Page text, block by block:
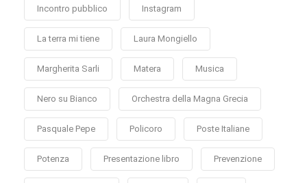
Incontro pubblico Instagram
La terra mi tiene Laura Mongiello
Margherita Sarli Matera Musica
Nero su Bianco Orchestra della Magna Grecia
Pasquale Pepe Policoro Poste Italiane
Potenza Presentazione libro Prevenzione